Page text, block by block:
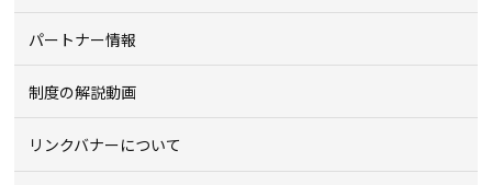
パートナー情報
制度の解説動画
リンクバナーについて